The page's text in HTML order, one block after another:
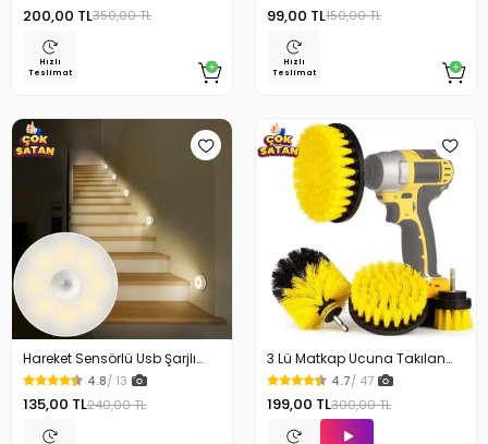
200,00 TL350,00 TL
Hızlı
Teslimat
99,00 TL150,00 TL
Hızlı
Teslimat
Hareket Sensörlü Usb Şarjlı
Beyaz Led Işık Lamba
4.8/ 13
135,00 TL240,00 TL
3 Lü Matkap Ucuna Takılan
Temizlik Fırça Seti
4.7/ 47
199,00 TL300,00 TL